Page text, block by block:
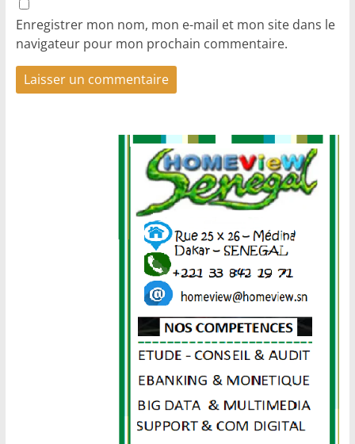
Enregistrer mon nom, mon e-mail et mon site dans le
navigateur pour mon prochain commentaire.